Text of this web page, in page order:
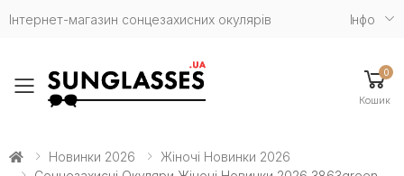
Інтернет-магазин сонцезахисних окулярів Iнфо
Toggle mobile menu
0
Кошик
Новинки 2026
Жіночі Новинки 2026